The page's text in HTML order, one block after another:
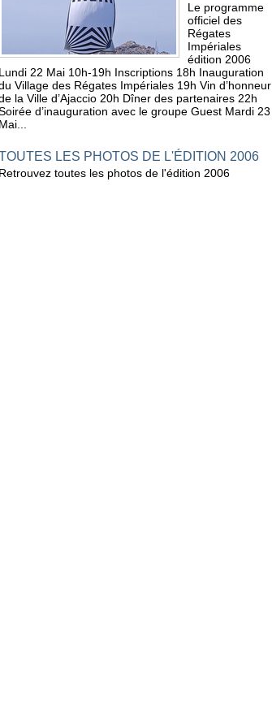
Le programme
officiel des
Régates
Impériales
édition 2006
Lundi 22 Mai 10h-19h Inscriptions 18h Inauguration
Village des Régates Impériales 19h Vin d’honneur
la Ville d’Ajaccio 20h Dîner des partenaires 22h
d’inauguration avec le groupe Guest Mardi 23
Mai...
LES PHOTOS DE L'ÉDITION 2006
Retrouvez toutes les photos de l'édition 2006